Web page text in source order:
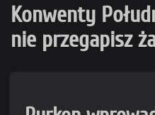
Konwenty
nie przegapisz